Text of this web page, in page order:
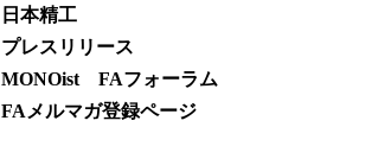
日本精工
プレスリリース
MONOist FAフォーラム
FAメルマガ登録ページ